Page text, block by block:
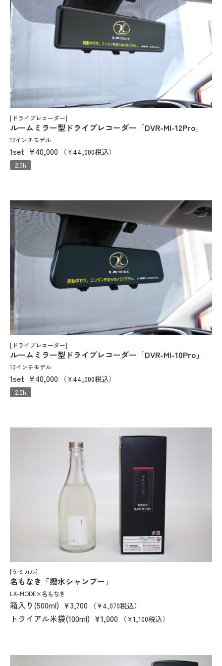
[ドライブレコーダー]
ルームミラー型ドライブレコーダー「DVR-MI-12Pro」
12インチモデル
1set ¥40,000 （¥44,000税込）
2.0h
[ドライブレコーダー]
ルームミラー型ドライブレコーダー「DVR-MI-10Pro」
10インチモデル
1set ¥40,000 （¥44,000税込）
2.0h
[ケミカル]
名もなき「撥水シャンプー」
LX-MODE×名もなき
箱入り(500ml) ¥3,700 （¥4,070税込）
トライアル米袋(100ml) ¥1,000 （¥1,100税込）